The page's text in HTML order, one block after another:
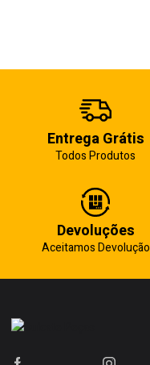
Entrega Grátis
Todos Produtos
Devoluções
Aceitamos Devolução